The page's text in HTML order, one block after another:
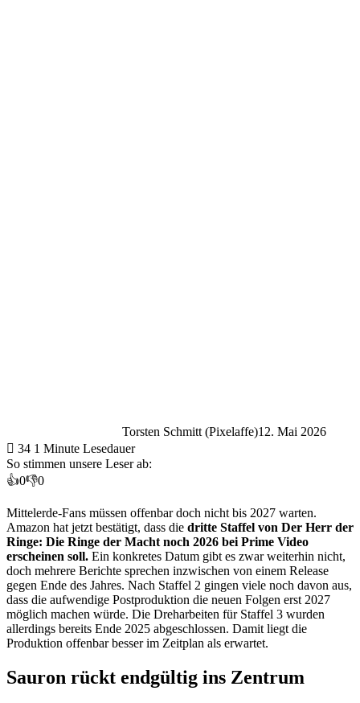
Torsten Schmitt (Pixelaffe)12. Mai 2026
34 1 Minute Lesedauer
So stimmen unsere Leser ab:
👍0👎0
Mittelerde-Fans müssen offenbar doch nicht bis 2027 warten.
Amazon hat jetzt bestätigt, dass die dritte Staffel von Der Herr der
Ringe: Die Ringe der Macht noch 2026 bei Prime Video
erscheinen soll. Ein konkretes Datum gibt es zwar weiterhin nicht,
doch mehrere Berichte sprechen inzwischen von einem Release
gegen Ende des Jahres. Nach Staffel 2 gingen viele noch davon aus,
dass die aufwendige Postproduktion die neuen Folgen erst 2027
möglich machen würde. Die Dreharbeiten für Staffel 3 wurden
allerdings bereits Ende 2025 abgeschlossen. Damit liegt die
Produktion offenbar besser im Zeitplan als erwartet.
Sauron rückt endgültig ins Zentrum